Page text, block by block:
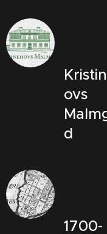
ovs
d
1700-